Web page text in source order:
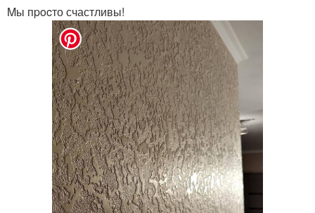
Mы пpocто счастливы!